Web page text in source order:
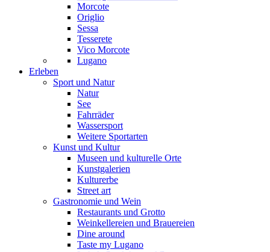
Morcote
Origlio
Sessa
Tesserete
Vico Morcote
Lugano
Erleben
Sport und Natur
Natur
See
Fahrräder
Wassersport
Weitere Sportarten
Kunst und Kultur
Museen und kulturelle Orte
Kunstgalerien
Kulturerbe
Street art
Gastronomie und Wein
Restaurants und Grotto
Weinkellereien und Brauereien
Dine around
Taste my Lugano